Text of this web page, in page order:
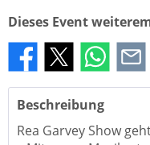
Dieses Event
Beschreibung
Rea Garvey Show